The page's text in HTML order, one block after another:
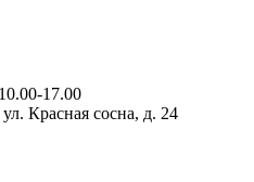
17.00
ул. Красная сосна, д. 24